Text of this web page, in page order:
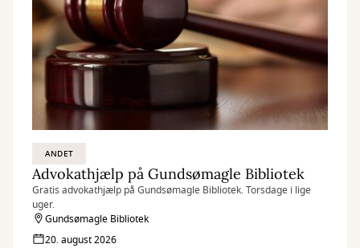
ANDET
Advokathjælp på Gundsømagle Bibliotek
Gratis advokathjælp på Gundsømagle Bibliotek. Torsdage i lige
uger.
Gundsømagle Bibliotek
20. august 2026